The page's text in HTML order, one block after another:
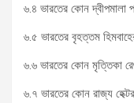
৬.৪ ভারতের কোন দ্বীপমালা
৬.৫ ভারতের বৃহত্তম
৬.৬ ভারতের কোন মৃত্তিকা
৬.৭ ভারতের কোন রাজ্য